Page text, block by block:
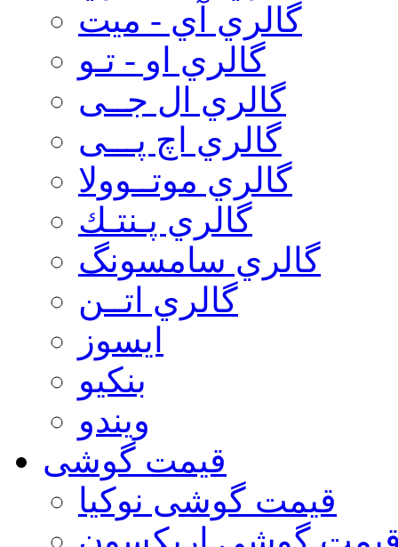
گالري آي - ميت
گالري او - تـو
گالري ال جــی
گالري اچ پـــی
گالري موتــوولا
گالري پـنتـك
گالري سامسونگ
گالري اتــن
ایسوز
بنکیو
ویندو
قیمت گوشی
قیمت گوشی نوكيا